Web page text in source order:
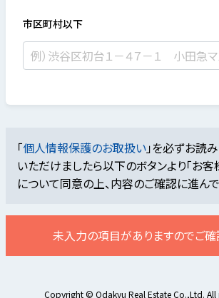
市区町村以下
「個人情報保護のお取扱い」を必ずお読
いただけましたら以下のボタンより「お
について同意の上、内容のご確認に進んで
未入力の項目がありますのでご確
Copyright © Odakyu Real Estate Co.,Ltd. All